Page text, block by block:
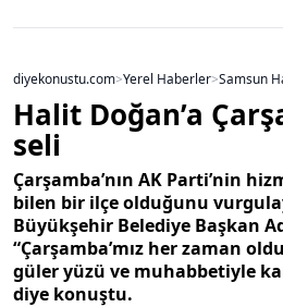
diyekonustu.com>Yerel Haberler>Samsun
Halit Doğan’a
seli
Çarşamba’nın AK Parti’nin
bilen bir ilçe olduğunu
Büyükşehir Belediye Başkan
“Çarşamba’mız her zaman
güler yüzü ve muhabbetiyle
diye konuştu.